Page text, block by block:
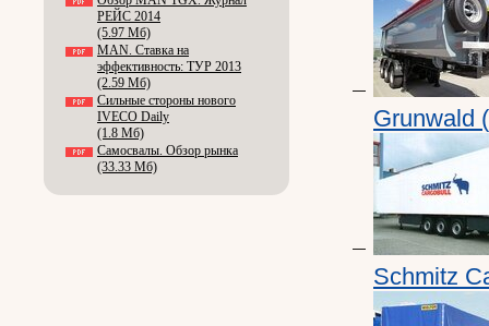
РЕЙС 2014
(5.97 Мб)
MAN. Ставка на
эффективность: ТУР 2013
(2.59 Мб)
Сильные стороны нового
IVECO Daily
(1.8 Мб)
Самосвалы. Обзор рынка
(33.33 Мб)
Grunwald
Schmitz